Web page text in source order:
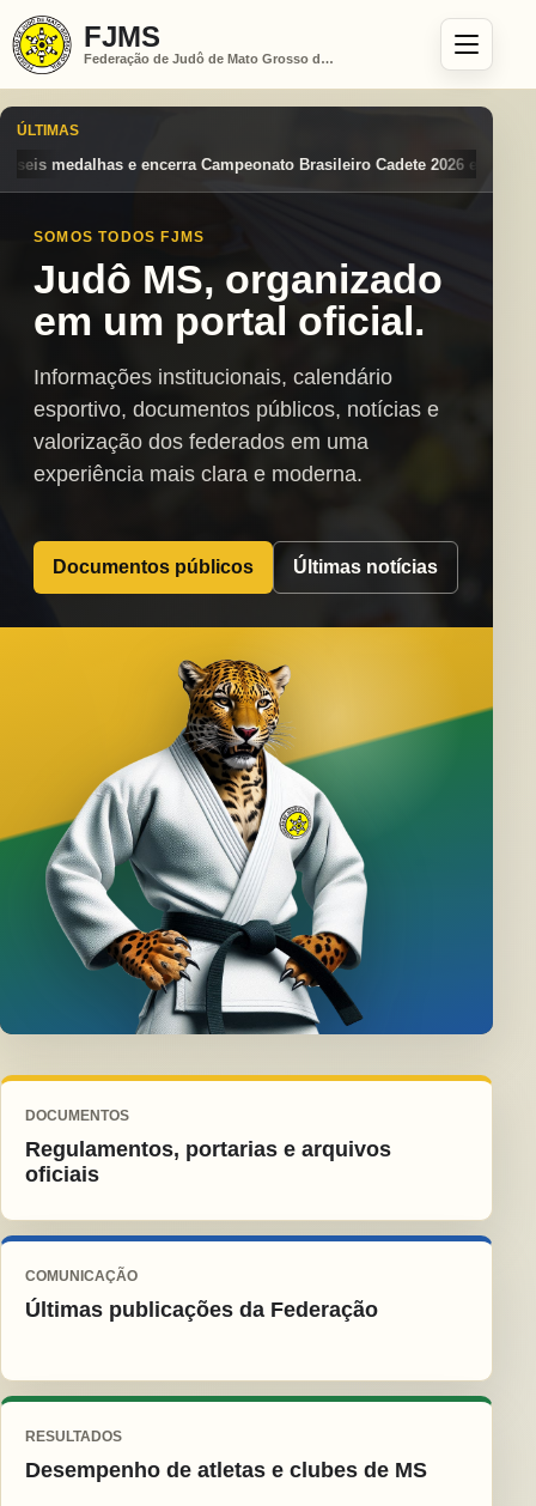
FJMS
Federação de Judô de Mato Grosso do Sul
ÚLTIMAS
Brasileiro Cadete 2026 entre os destaques nacionais Mato
SOMOS TODOS FJMS
Judô MS, organizado
em um portal oficial.
Informações institucionais, calendário
esportivo, documentos públicos, notícias e
valorização dos federados em uma
experiência mais clara e moderna.
Documentos públicos Últimas notícias
DOCUMENTOS
Regulamentos, portarias e arquivos
oficiais
COMUNICAÇÃO
Últimas publicações da Federação
RESULTADOS
Desempenho de atletas e clubes de MS